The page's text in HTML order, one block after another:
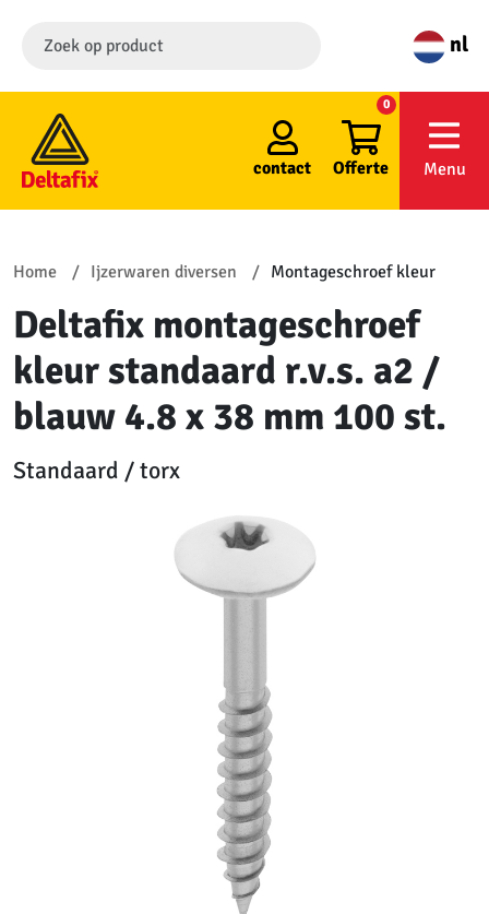
nl
contact Offerte
0
Menu
Home Ijzerwaren diversen Montageschroef kleur
Deltafix montageschroef
kleur standaard r.v.s. a2 /
blauw 4.8 x 38 mm 100 st.
Standaard / torx